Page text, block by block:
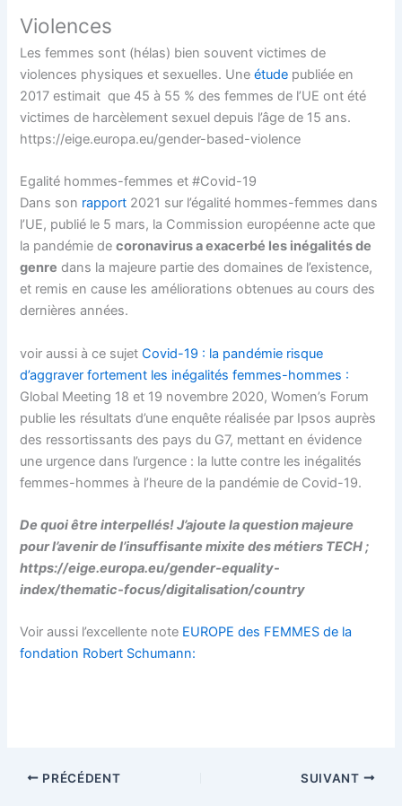
Violences
Les femmes sont (hélas) bien souvent victimes de
violences physiques et sexuelles. Uneétude publiée en
2017 estimait que 45 à 55 % des femmes de l’UE ont été
victimes de harcèlement sexuel depuis l’âge de 15 ans.
https://eige.europa.eu/gender-based-violence
Egalité hommes-femmes et #Covid-19
Dans son rapport 2021 sur l’égalité hommes-femmes dans
l’UE, publié le 5 mars, la Commission européenne acte que
la pandémie decoronavirus a exacerbé les inégalités de
genre dans la majeure partie des domaines de l’existence,
et remis en cause les améliorations obtenues au cours des
dernières années.
voir aussi à ce sujetCovid-19 : la pandémie risque
d’aggraver fortement les inégalités femmes-hommes :
Global Meeting 18 et 19 novembre 2020, Women’s Forum
publie les résultats d’une enquête réalisée par Ipsos auprès
des ressortissants des pays du G7, mettant en évidence
une urgence dans l’urgence : la lutte contre les inégalités
femmes-hommes à l’heure de la pandémie de Covid-19.
De quoi être interpellés!J’ajoute la question majeure
pour l’avenir de l’insuffisante mixite des métiers TECH ;
https://eige.europa.eu/gender-equality-
index/thematic-focus/digitalisation/country
Voir aussi l’excellente note EUROPE des FEMMES de la
fondation Robert Schumann:
PRÉCÉDENT SUIVANT